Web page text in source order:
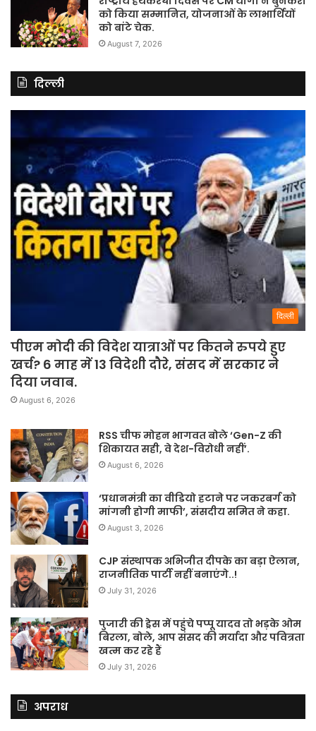
को किया सम्मानित, योजनाओं के लाभार्थियों
को बांटे चेक.
August 7, 2026
दिल्ली
दिल्ली
पीएम मोदी की विदेश यात्राओं पर कितने रुपये हुए
खर्च? 6 माह में 13 विदेशी दौरे, संसद में सरकार ने
दिया जवाब.
August 6, 2026
RSS चीफ मोहन भागवत बोले ‘Gen-Z की
शिकायत सही, वे देश-विरोधी नहीं’.
August 6, 2026
‘प्रधानमंत्री का वीडियो हटाने पर जकरबर्ग को
मांगनी होगी माफी’, संसदीय समित ने कहा.
August 3, 2026
CJP संस्थापक अभिजीत दीपके का बड़ा ऐलान,
राजनीतिक पार्टी नहीं बनाएंगे..!
July 31, 2026
पुजारी की ड्रेस में पहुंचे पप्पू यादव तो भड़के ओम
बिरला, बोले, आप संसद की मर्यादा और पवित्रता
खत्म कर रहे हैं
July 31, 2026
अपराध